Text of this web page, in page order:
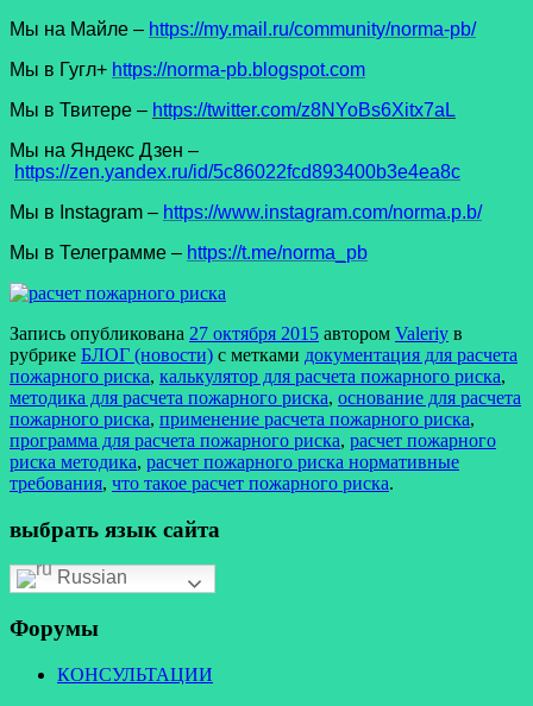
Мы на Майле – https://my.mail.ru/community/norma-pb/
Мы в Гугл+ https://norma-pb.blogspot.com
Мы в Твитере – https://twitter.com/z8NYoBs6Xitx7aL
Мы на Яндекс Дзен –
https://zen.yandex.ru/id/5c86022fcd893400b3e4ea8c
Мы в Instagram – https://www.instagram.com/norma.p.b/
Мы в Телеграмме – https://t.me/norma_pb
Запись опубликована 27 октября 2015 автором Valeriy в
рубрике БЛОГ (новости) с метками документация для расчета
пожарного риска, калькулятор для расчета пожарного риска,
методика для расчета пожарного риска, основание для расчета
пожарного риска, применение расчета пожарного риска,
программа для расчета пожарного риска, расчет пожарного
риска методика, расчет пожарного риска нормативные
требования, что такое расчет пожарного риска.
выбрать язык сайта
Russian
Форумы
КОНСУЛЬТАЦИИ